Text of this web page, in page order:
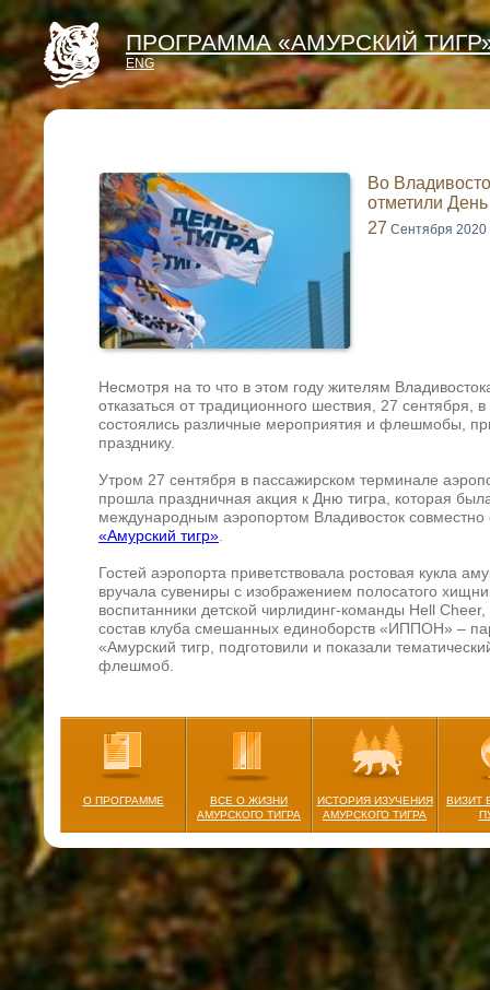
ПРОГРАММА «АМУРСКИЙ
ENG
Во
отметили День
27 Сентября 2020
Несмотря на то что в этом году жителям
отказаться от традиционного шествия, 27 сентября,
состоялись различные мероприятия и флешмобы,
празднику.
Утром 27 сентября в пассажирском терминале
прошла праздничная акция к Дню тигра, которая
международным аэропортом Владивосток
«Амурский тигр»
Гостей аэропорта приветствовала ростовая кукла
вручала сувениры с изображением полосатого
воспитанники детской чирлидинг-команды Hell
состав клуба смешанных единоборств «ИППОН» –
«Амурский тигр, подготовили и показали
флешмоб.
амурского тигра». В рамках гастроулицы,
Спортивной набережной работала фотозона, а
встречал тигр Амурчик с сувенирами от центра
празднике выступили танцевальные и вокальные
также состоялось награждение победителей
чтецов «Береги природу», рисунков «Хозяин
«Экомода» и фотоконкурса «Покажи тигра».
Краевой филиал Творческого союза художников
«тигриную» выставку. Главное условие, которое
художникам, – нарисовать необычные изображения
В Адмиральском сквере развернулась улица
изделий ручной работы, а также прошла
О ПРОГРАММЕ
ВСЕ О ЖИЗНИ
АМУРСКОГО ТИГРА
ИСТОРИЯ ИЗУЧЕНИЯ
АМУРСКОГО ТИГРА
ВИЗИТ